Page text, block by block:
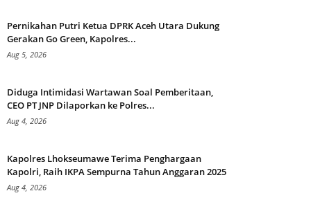
Pernikahan Putri Ketua DPRK Aceh Utara Dukung
Gerakan Go Green, Kapolres...
Aug 5, 2026
Diduga Intimidasi Wartawan Soal Pemberitaan,
CEO PT JNP Dilaporkan ke Polres...
Aug 4, 2026
Kapolres Lhokseumawe Terima Penghargaan
Kapolri, Raih IKPA Sempurna Tahun Anggaran 2025
Aug 4, 2026